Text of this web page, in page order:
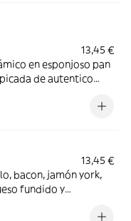
13,45 €
en esponjoso pan
de autentico
13,45 €
bacon, jamón york,
fundido y